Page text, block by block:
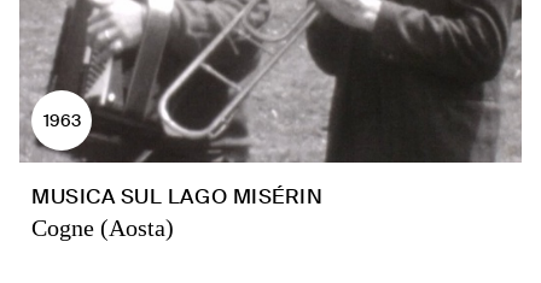
1963
MUSICA SUL LAGO MISÉRIN
Cogne (Aosta)